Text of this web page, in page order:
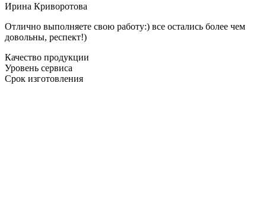
Ирина Криворотова
Отлично выполняете свою работу:) все остались более чем
довольны, респект!)
Качество продукции
Уровень сервиса
Срок изготовления